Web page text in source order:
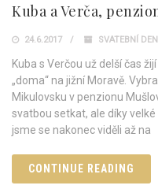
Kuba a Verča,
24.6.2017 SVATEBNÍ DEN
Kuba s Verčou už delší čas
„doma“ na jižní Moravě.
Mikulovsku v penzionu
svatbou setkat, ale díky
jsme se nakonec viděli až na
CONTINUE READING